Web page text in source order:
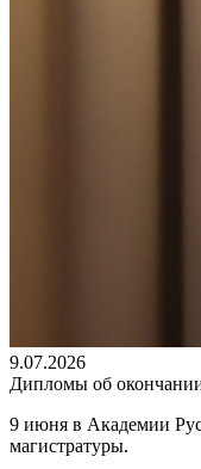
9.07.2026
Дипломы об
9 июня в Академии
магистратуры.